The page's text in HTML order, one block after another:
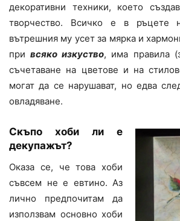
декоративни техники, което
творчество. Всичко е в ръцете
вътрешния му усет за мярка и
привсяко изкуство, има правила
съчетаване на цветове и на
могат да се нарушават, но едва
овладяване.
Скъпо хоби ли е
декупажът?
Оказа се, че това хоби
съвсем не е евтино. Аз
лично предпочитам да
използвам основно хоби